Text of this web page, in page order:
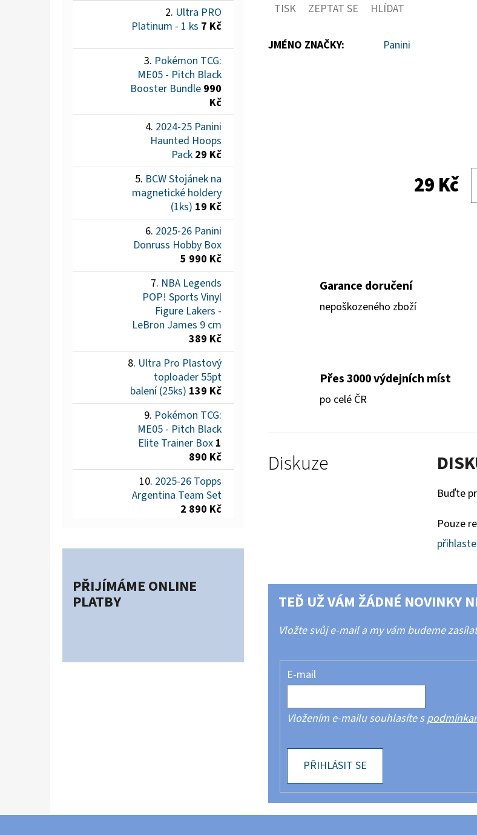
Ultra PRO
Platinum - 1 ks 7 Kč
Pokémon TCG:
ME05 - Pitch Black
Booster Bundle 990
Kč
2024-25 Panini
Haunted Hoops
Pack 29 Kč
BCW Stojánek na
magnetické holdery
(1ks) 19 Kč
2025-26 Panini
Donruss Hobby Box
5 990 Kč
NBA Legends
POP! Sports Vinyl
Figure Lakers -
LeBron James 9 cm
389 Kč
Ultra Pro Plastový
toploader 55pt
balení (25ks) 139 Kč
Pokémon TCG:
ME05 - Pitch Black
Elite Trainer Box 1
890 Kč
2025-26 Topps
Argentina Team Set
2 890 Kč
PŘIJÍMÁME ONLINE
PLATBY
TISK ZEPTAT SE HLÍDAT
JMÉNO ZNAČKY: Panini
29 Kč
Garance doručení
nepoškozeného zboží
Přes 3000 výdejních míst
po celé ČR
Diskuze
Buďte
Pouze
TEĎ UŽ VÁM ŽÁDNÉ NOVINKY
Vložte svůj e-mail a my vám budeme
E-mail
Vložením e-mailu souhlasíte s
PŘIHLÁSIT SE